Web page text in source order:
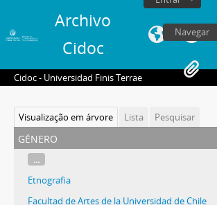
Archivo
Cidoc
Navegar
Cidoc - Universidad Finis Terrae
Visualização em árvore Lista Pesquisar
género
...
Etnografia
Facultad de Artes de la Universidad de Chile